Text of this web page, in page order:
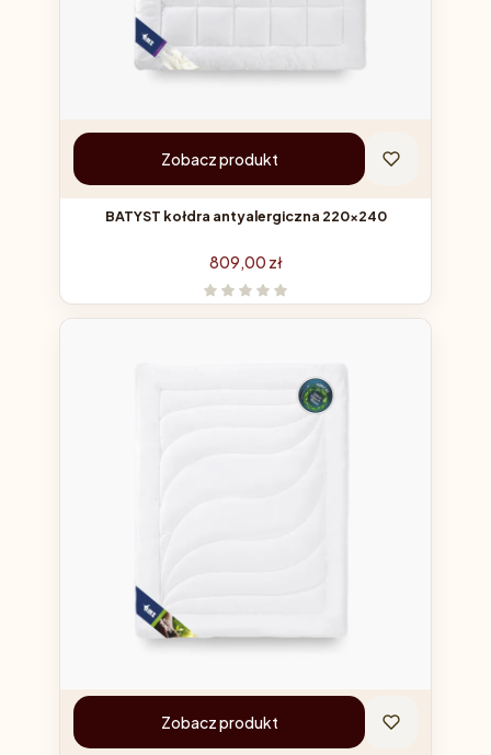
Zobacz produkt
BATYST kołdra antyalergiczna 220x240
Cena
809,00 zł
Zobacz produkt